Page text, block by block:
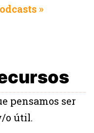
»
pensamos ser
o útil.